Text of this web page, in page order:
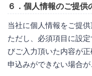
６．個人情報のご提供
当社に個人情報をご提
ただし、必須項目に設
びご入力頂いた内容が
申込みができない場合